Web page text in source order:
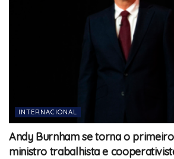
INTERNACIONAL
Andy Burnham se torna o
ministro trabalhista e